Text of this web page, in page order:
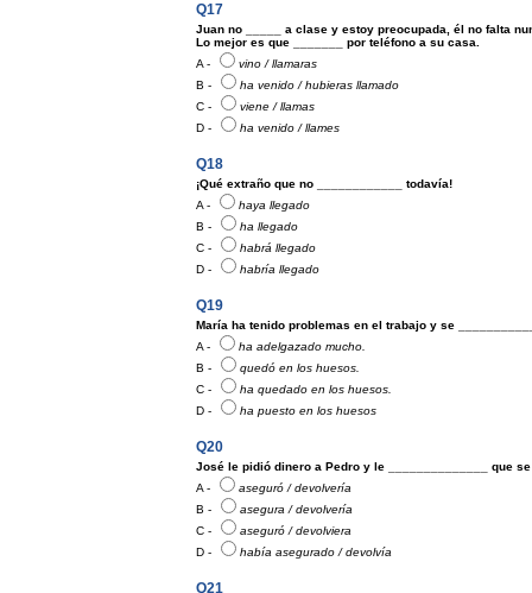
Q17
Juan no _____ a clase y estoy preocupada, él no falta
Lo mejor es que _______ por teléfono a su casa.
A -
vino / llamaras
B -
ha venido / hubieras llamado
C -
viene / llamas
D -
ha venido / llames
Q18
¡Qué extraño que no ____________ todavía!
A -
haya llegado
B -
ha llegado
C -
habrá llegado
D -
habría llegado
Q19
María ha tenido problemas en el trabajo y se
A -
ha adelgazado mucho.
B -
quedó en los huesos.
C -
ha quedado en los huesos.
D -
ha puesto en los huesos
Q20
José le pidió dinero a Pedro y le ______________ que
A -
aseguró / devolvería
B -
asegura / devolvería
C -
aseguró / devolviera
D -
había asegurado / devolvía
Q21